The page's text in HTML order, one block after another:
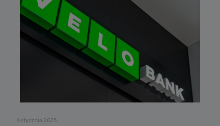
6 stycznia 2025